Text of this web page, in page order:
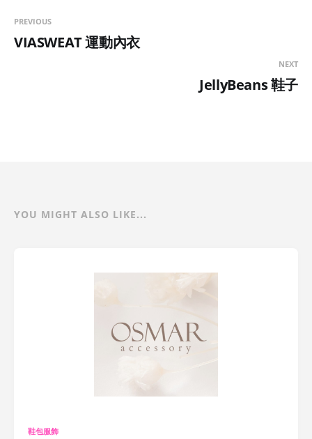
PREVIOUS
VIASWEAT 運動內衣
NEXT
JellyBeans 鞋子
YOU MIGHT ALSO LIKE...
鞋包服飾